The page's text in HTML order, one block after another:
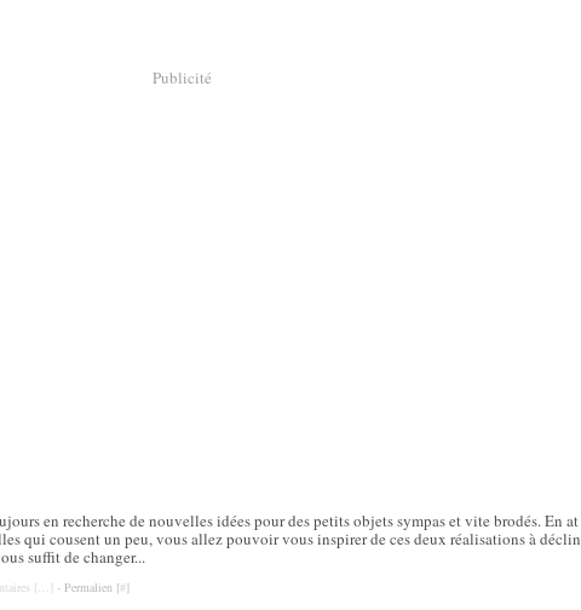
Publicité
en recherche de nouvelles idées pour des petits objets sympas et vite brodés. En at
qui cousent un peu, vous allez pouvoir vous inspirer de ces deux réalisations à déclin
suffit de changer...
[… - Permalien [#]